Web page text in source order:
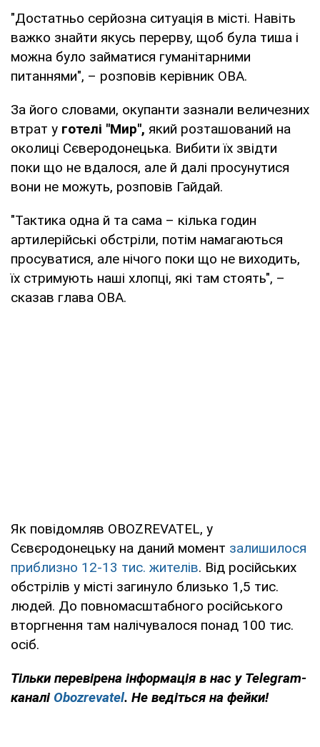
"Достатньо серйозна ситуація в місті. Навіть
важко знайти якусь перерву, щоб була тиша і
можна було займатися гуманітарними
питаннями", – розповів керівник ОВА.
За його словами, окупанти зазнали величезних
втрат у готелі "Мир", який розташований на
околиці Сєверодонецька. Вибити їх звідти
поки що не вдалося, але й далі просунутися
вони не можуть, розповів Гайдай.
"Тактика одна й та сама – кілька годин
артилерійські обстріли, потім намагаються
просуватися, але нічого поки що не виходить,
їх стримують наші хлопці, які там стоять", –
сказав глава ОВА.
Як повідомляв OBOZREVATEL, у
Сєвєродонецьку на даний момент залишилося
приблизно 12-13 тис. жителів. Від російських
обстрілів у місті загинуло близько 1,5 тис.
людей. До повномасштабного російського
вторгнення там налічувалося понад 100 тис.
осіб.
Тільки перевірена інформація в нас у Telegram-
каналі Obozrevatel. Не ведіться на фейки!